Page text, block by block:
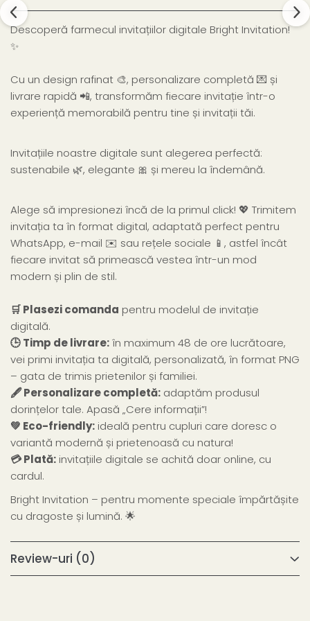
Descoperă farmecul invitațiilor digitale Bright Invitation!
✨
Cu un design rafinat 🎨, personalizare completă 💌 și
livrare rapidă 📲, transformăm fiecare invitație într-o
experiență memorabilă pentru tine și invitații tăi.
Invitațiile noastre digitale sunt alegerea perfectă:
sustenabile 🌿, elegante 🎀 și mereu la îndemână.
Alege să impresionezi încă de la primul click! 💖 Trimitem
invitația ta în format digital, adaptată perfect pentru
WhatsApp, e-mail ✉️ sau rețele sociale 📱, astfel încât
fiecare invitat să primească vestea într-un mod
modern și plin de stil.
🛒 Plasezi comanda pentru modelul de invitație
digitală.
🕒 Timp de livrare:în maximum 48 de ore lucrătoare,
vei primi invitația ta digitală, personalizată, în format PNG
– gata de trimis prietenilor și familiei.
🖋 Personalizare completă: adaptăm produsul
dorințelor tale. Apasă „Cere informații”!
💚 Eco-friendly: ideală pentru cupluri care doresc o
variantă modernă și prietenoasă cu natura!
💳 Plată: invitațiile digitale se achită doar online, cu
cardul.
Bright Invitation – pentru momente speciale împărtășite
cu dragoste și lumină. 🌟
Review-uri (0)